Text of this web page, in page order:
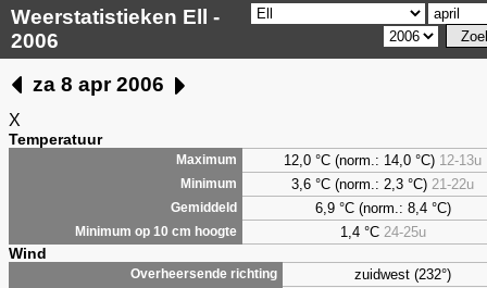
Weerstatistieken Ell -
2006
za 8 apr 2006
X
Temperatuur
Maximum 12,0 °C (norm.: 14,0 °C) 12-13u
Minimum 3,6 °C (norm.: 2,3 °C) 21-22u
Gemiddeld 6,9°C (norm.: 8,4 °C)
Minimum op 10 cm hoogte 1,4°C 24-25u
Wind
Overheersende richting zuidwest (232°)